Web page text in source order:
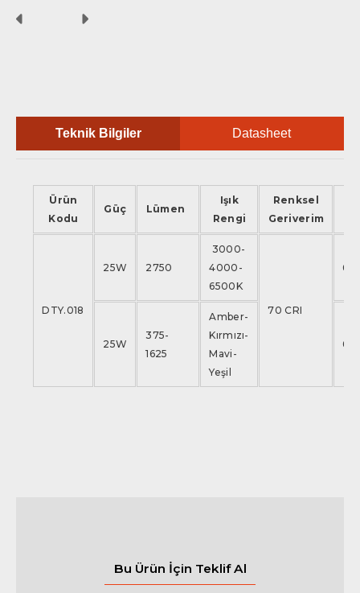
Teknik Bilgiler Datasheet
Ürün
Kodu
Güç Lümen
Işık
Rengi
Renksel
Geriverim
DTY.018
25W 2750
3000-
4000-
6500K
70 CRI
25W
375-
1625
Amber-
Kırmızı-
Mavi-
Yeşil
Bu Ürün İçin Teklif Al